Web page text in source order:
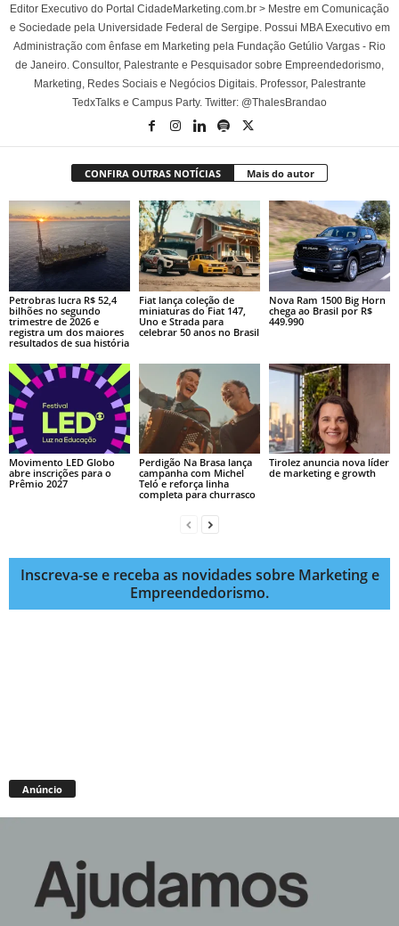
Editor Executivo do Portal CidadeMarketing.com.br > Mestre em Comunicação
e Sociedade pela Universidade Federal de Sergipe. Possui MBA Executivo em
Administração com ênfase em Marketing pela Fundação Getúlio Vargas - Rio
de Janeiro. Consultor, Palestrante e Pesquisador sobre Empreendedorismo,
Marketing, Redes Sociais e Negócios Digitais. Professor, Palestrante
TedxTalks e Campus Party. Twitter: @ThalesBrandao
CONFIRA OUTRAS NOTÍCIAS Mais do autor
Petrobras lucra R$ 52,4
bilhões no segundo
trimestre de 2026 e
registra um dos maiores
resultados de sua história
Fiat lança coleção de
miniaturas do Fiat 147,
Uno e Strada para
celebrar 50 anos no Brasil
Nova Ram 1500 Big Horn
chega ao Brasil por R$
449.990
Movimento LED Globo
abre inscrições para o
Prêmio 2027
Perdigão Na Brasa lança
campanha com Michel
Teló e reforça linha
completa para churrasco
Tirolez anuncia nova líder
de marketing e growth
Inscreva-se e receba as novidades sobre Marketing e
Empreendedorismo.
Anúncio